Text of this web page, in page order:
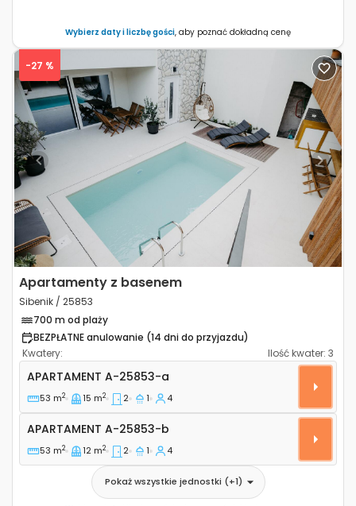
Wybierz daty i liczbę gości, aby poznać dokładną cenę
Previous Next
-27 %
Apartamenty z basenem
Sibenik / 25853
700 m od plaży
BEZPŁATNE anulowanie (14 dni do przyjazdu)
Kwatery:
Ilość kwater: 3
Dwupokojowy apartament Sibenik A-25853-a
APARTAMENT A-25853-a
53 m2 15 m2 2 1 4
Apartament A-25853-b
APARTAMENT A-25853-b
53 m2 12 m2 2 1 4
Pokaż wszystkie jednostki (+1)